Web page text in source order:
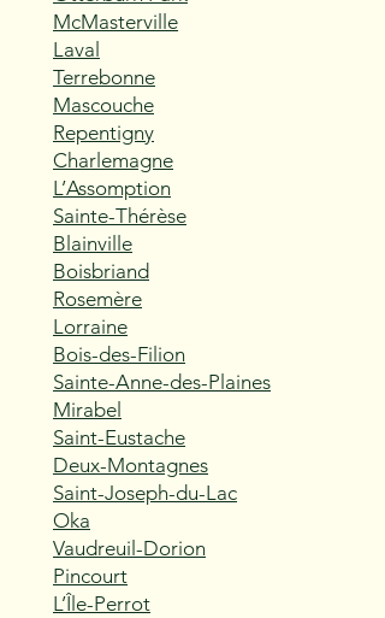
McMasterville
Laval
Terrebonne
Mascouche
Repentigny
Charlemagne
L’Assomption
Sainte-Thérèse
Blainville
Boisbriand
Rosemère
Lorraine
Bois-des-Filion
Sainte-Anne-des-Plaines
Mirabel
Saint-Eustache
Deux-Montagnes
Saint-Joseph-du-Lac
Oka
Vaudreuil-Dorion
Pincourt
L’Île-Perrot